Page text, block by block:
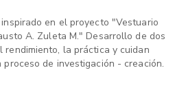
en el proyecto "Vestuario
A. Zuleta M." Desarrollo de dos
rendimiento, la práctica y cuidan
de investigación - creación.